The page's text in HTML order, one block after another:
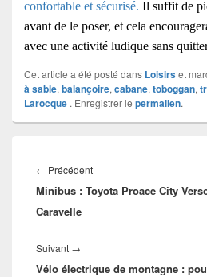
confortable et sécurisé. Il suffit de
avant de le poser, et cela
avec une activité ludique sans
Cet article a été posté dans Loisirset
à sable, balançoire, cabane, toboggan,
Larocque . Enregistrer le permalien.
de
l’article
← PrécédentArticle
précédent :
Minibus : Toyota Proace City
Caravelle
Suivant →
suivant :
Vélo électrique de montagne :